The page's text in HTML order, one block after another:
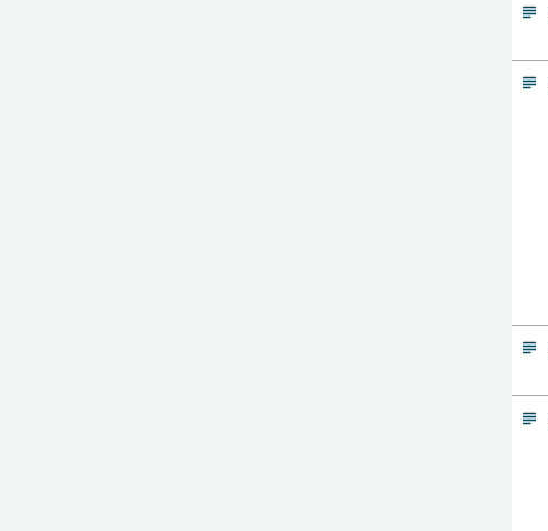
subject
subject
subject
subject